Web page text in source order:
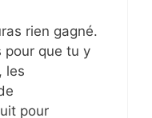
rien gagné.
pour que tu y
les
pour